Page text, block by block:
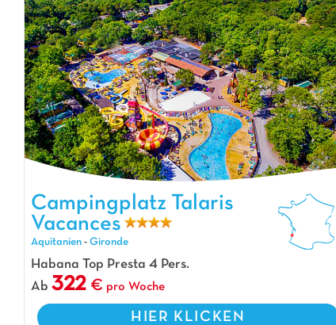
Campingplatz Talaris Vacances, Campingplatz Aquitanien
Campingplatz Talaris
Vacances
Aquitanien - Gironde
Habana Top Presta 4 Pers.
Ab 322 pro Woche
HIER KLICKEN